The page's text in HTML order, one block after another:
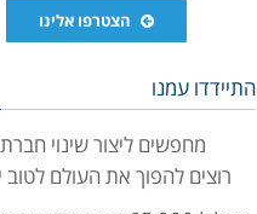
הצטרפו אלינו
התיידדו עמנו
מחפשים ליצור שינוי
רוצים להפוך את העולם לטוב